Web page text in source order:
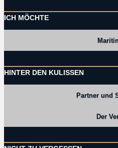
ICH MÖCHTE
HINTER DEN KULISSEN
Partner und
Der